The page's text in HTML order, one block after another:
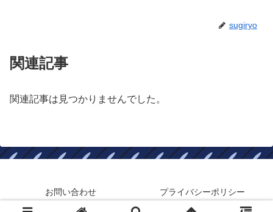
sugiryo
関連記事
関連記事は見つかりませんでした。
お問い合わせ プライバシーポリシー